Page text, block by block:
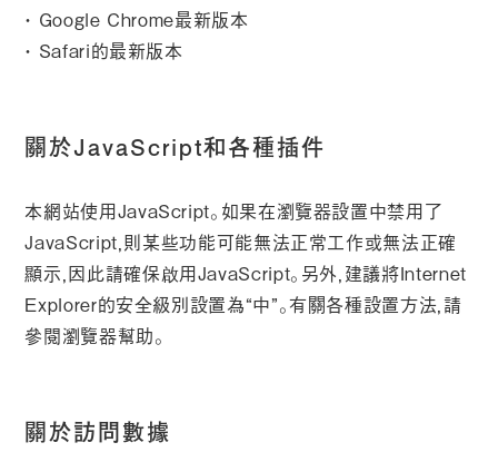
・ Google Chrome最新版本
・ Safari的最新版本
關於JavaScript和各種插件
本網站使用JavaScript。如果在瀏覽器設置中禁用了
JavaScript，則某些功能可能無法正常工作或無法正確
顯示，因此請確保啟用JavaScript。另外，建議將Internet
Explorer的安全級別設置為“中”。有關各種設置方法，請
參閱瀏覽器幫助。
關於訪問數據